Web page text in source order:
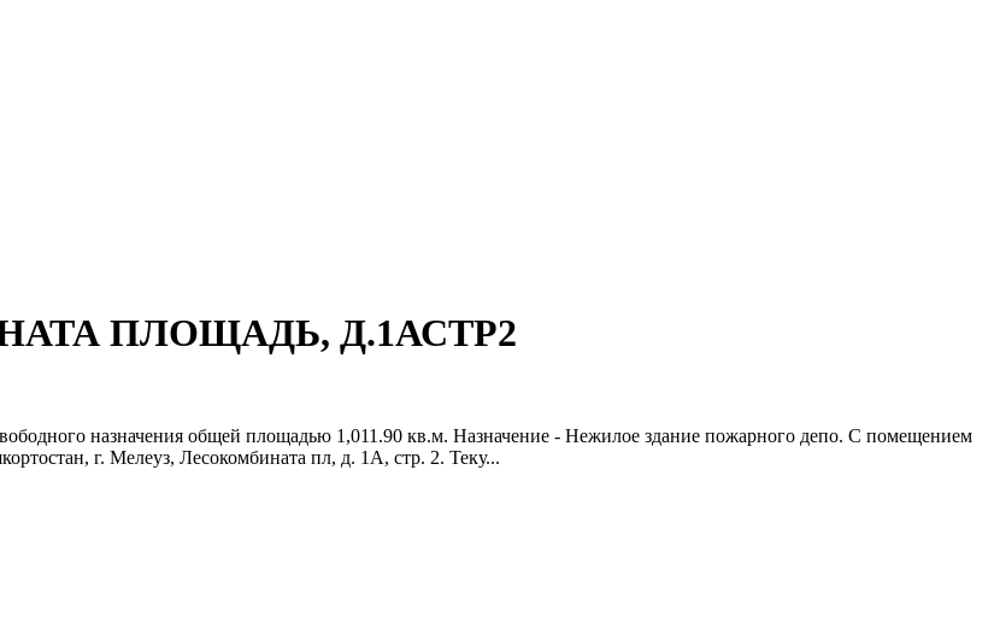
ПЛОЩАДЬ, Д.1АСТР2
назначения общей площадью 1,011.90 кв.м. Назначение - Нежилое здание пожарного депо. С помещением
г. Мелеуз, Лесокомбината пл, д. 1А, стр. 2. Теку...